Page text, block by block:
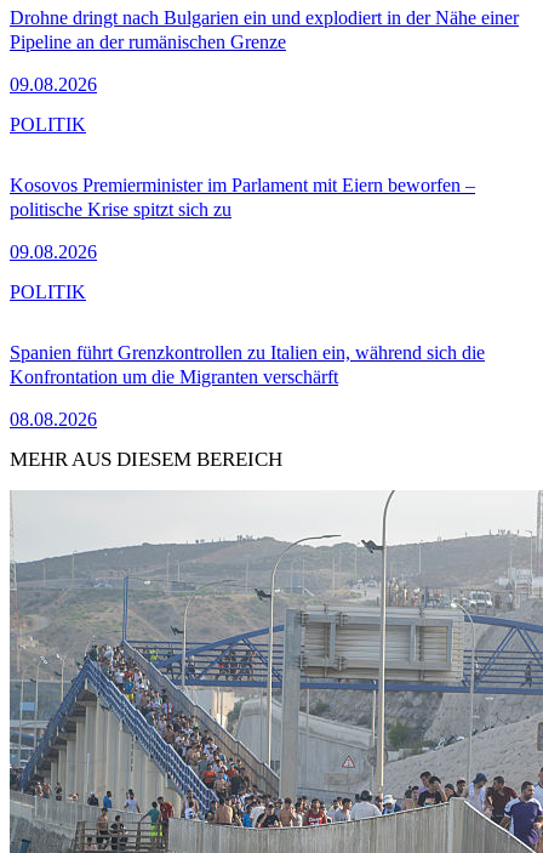
Drohne dringt nach Bulgarien ein und explodiert in der Nähe einer
Pipeline an der rumänischen Grenze
09.08.2026
Kosovos Premierminister im Parlament mit Eiern beworfen –
politische Krise spitzt sich zu
09.08.2026
POLITIK
Spanien führt Grenzkontrollen zu Italien ein, während sich die
Konfrontation um die Migranten verschärft
08.08.2026
POLITIK
MEHR AUS DIESEM BEREICH